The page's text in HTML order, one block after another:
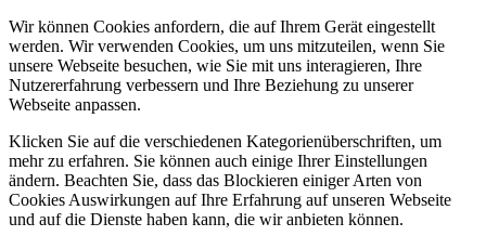
Wir können Cookies anfordern, die auf Ihrem Gerät eingestellt
werden. Wir verwenden Cookies, um uns mitzuteilen, wenn Sie
unsere Webseite besuchen, wie Sie mit uns interagieren, Ihre
Nutzererfahrung verbessern und Ihre Beziehung zu unserer
Webseite anpassen.
Klicken Sie auf die verschiedenen Kategorienüberschriften, um
mehr zu erfahren. Sie können auch einige Ihrer Einstellungen
ändern. Beachten Sie, dass das Blockieren einiger Arten von
Cookies Auswirkungen auf Ihre Erfahrung auf unseren Webseite
und auf die Dienste haben kann, die wir anbieten können.